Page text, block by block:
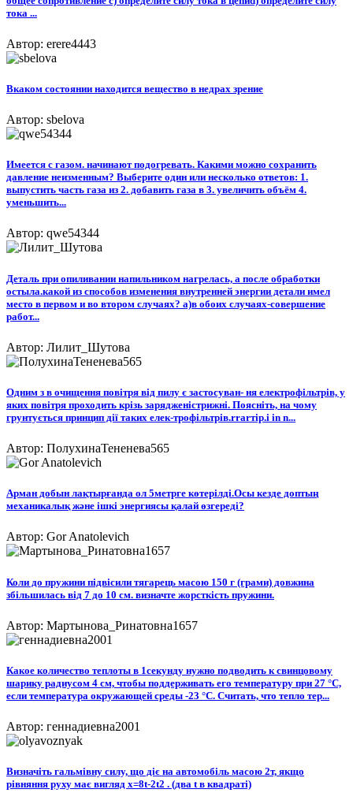
тока ...
Автор: erere4443
Вкаком состоянии находится вещество в недрах зрение
Автор: sbelova
Имеется с газом. начинают подогревать. Какими можно сохранить
давление неизменным? Выберите один или несколько ответов: 1.
выпустить часть газа из 2. добавить газа в 3. увеличить объём 4.
уменьшить...
Автор: qwe54344
Деталь при опиливании напильником нагрелась, а после обработки
остыла.какой из способов изменения внутренней энергии детали имел
место в первом и во втором случаях? а)в обоих случаях-совершение
работ...
Автор: Лилит_Шутова
Одним з в очищення повітря від пилу є застосуван- ня електрофільтрів, у
яких повітря проходить крізь зарядженістрижні. Поясніть, на чому
грунтується принцип дії таких елек-трофільтрів.rrarтір.і in n...
Автор: ПолухинаТененева565
Арман добын лақтырғанда ол 5метрге көтерілді.Осы кезде доптың
механикалық және ішкі энергиясы қалай өзгереді?​
Автор: Gor Anatolevich
Коли до пружини підвісили тягарець масою 150 г (грами) довжина
збільшилась від 7 до 10 см. визначте жорсткість пружини.
Автор: Мартынова_Ринатовна1657
Какое количество теплоты в 1секунду нужно подводить к свинцовому
шарику радиусом 4 см, чтобы поддерживать его температуру при 27 °С,
если температура окружающей среды -23 °С. Считать, что тепло тер...
Автор: геннадиевна2001
Визначіть гальмівну силу, що діє на автомобіль масою 2т, якщо
рівняння руху має вигляд х=8t-2t2 . (два t в квадраті)